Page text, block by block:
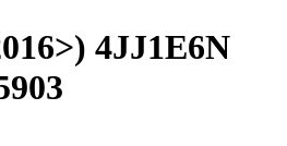
4JJ1E6N